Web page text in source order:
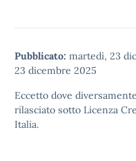
Pubblicato: martedì, 23
23 dicembre 2025
Eccetto dove
rilasciato sotto Licenza
Italia.